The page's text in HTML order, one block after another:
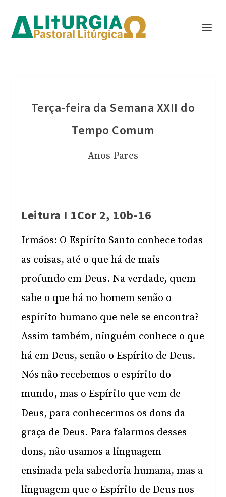
Terça-feira da Semana XXII do
Tempo Comum
Anos Pares
Leitura I 1Cor 2, 10b-16
Irmãos: O Espírito Santo conhece todas
as coisas, até o que há de mais
profundo em Deus. Na verdade, quem
sabe o que há no homem senão o
espírito humano que nele se encontra?
Assim também, ninguém conhece o que
há em Deus, senão o Espírito de Deus.
Nós não recebemos o espírito do
mundo, mas o Espírito que vem de
Deus, para conhecermos os dons da
graça de Deus. Para falarmos desses
dons, não usamos a linguagem
ensinada pela sabedoria humana, mas a
linguagem que o Espírito de Deus nos